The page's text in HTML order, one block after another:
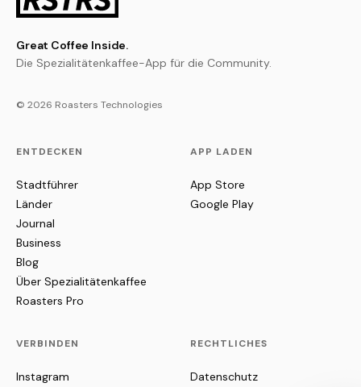
Great Coffee Inside.
Die Spezialitätenkaffee-App für die Community.
© 2026 Roasters Technologies
ENTDECKEN
Stadtführer
Länder
Journal
Business
Blog
Über Spezialitätenkaffee
Roasters Pro
APP LADEN
App Store
Google Play
VERBINDEN
Instagram
RECHTLICHES
Datenschutz